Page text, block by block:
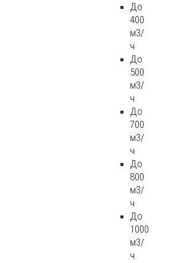
До
400
м3/
ч
До
500
м3/
ч
До
700
м3/
ч
До
800
м3/
ч
До
1000
м3/
ч